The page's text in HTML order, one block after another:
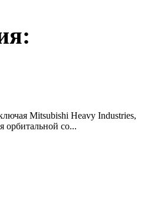
Mitsubishi Heavy Industries,
орбитальной со...